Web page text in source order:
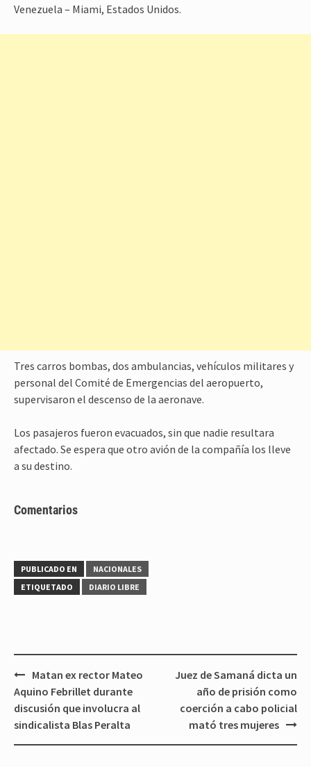
Venezuela – Miami, Estados Unidos.
Tres carros bombas, dos ambulancias, vehículos militares y
personal del Comité de Emergencias del aeropuerto,
supervisaron el descenso de la aeronave.
Los pasajeros fueron evacuados, sin que nadie resultara
afectado. Se espera que otro avión de la compañía los lleve
a su destino.
Comentarios
PUBLICADO EN
NACIONALES
ETIQUETADO
DIARIO LIBRE
Navegación
de
entradas
Matan ex rector Mateo
Aquino Febrillet durante
discusión que involucra al
sindicalista Blas Peralta
Juez de Samaná dicta un
año de prisión como
coerción a cabo policial
mató tres mujeres